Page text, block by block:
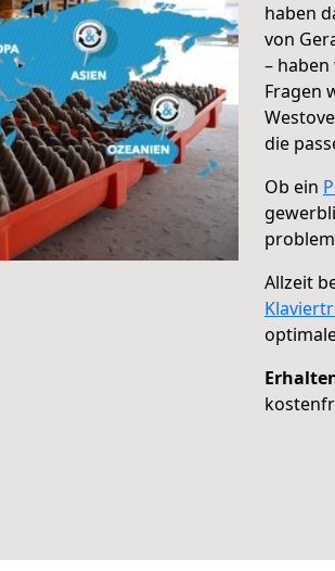
haben
von
–
Fragen
die
Ob ein
Allzeit